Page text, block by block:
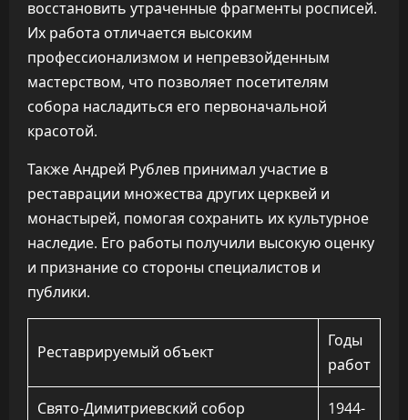
восстановить утраченные фрагменты росписей.
Их работа отличается высоким
профессионализмом и непревзойденным
мастерством, что позволяет посетителям
собора насладиться его первоначальной
красотой.
Также Андрей Рублев принимал участие в
реставрации множества других церквей и
монастырей, помогая сохранить их культурное
наследие. Его работы получили высокую оценку
и признание со стороны специалистов и
публики.
Реставрируемый объект
Годы
работ
Свято-Димитриевский собор
1944-